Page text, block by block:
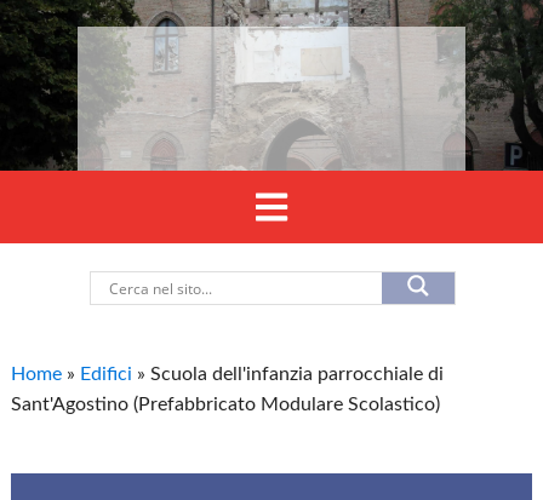
Home » Edifici »Scuola dell'infanzia parrocchiale di
Sant'Agostino (Prefabbricato Modulare Scolastico)